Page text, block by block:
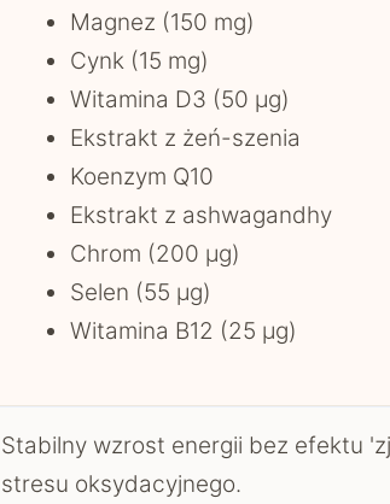
Magnez (150 mg)
Cynk (15 mg)
Witamina D3 (50 µg)
Ekstrakt z żeń-szenia
Koenzym Q10
Ekstrakt z ashwagandhy
Chrom (200 µg)
Selen (55 µg)
Witamina B12 (25 µg)
Stabilny wzrost energii bez efektu
stresu oksydacyjnego.